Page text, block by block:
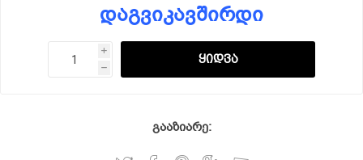
დაგვიკავშირდი
i
h
გააზიარე: